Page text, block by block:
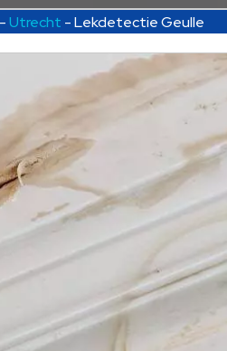
-Utrecht -Lekdetectie Geulle